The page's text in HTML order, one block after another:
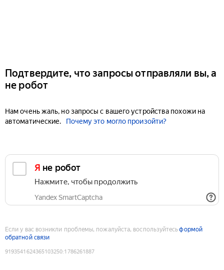
Подтвердите, что запросы отправляли вы, а
не робот
Нам очень жаль, но запросы с вашего устройства похожи на
автоматические.
Почему это могло произойти?
Я не робот
Нажмите, чтобы продолжить
Yandex SmartCaptcha
Если у вас возникли проблемы, пожалуйста, воспользуйтесьформой
обратной связи
9193541624365103250:1786261887